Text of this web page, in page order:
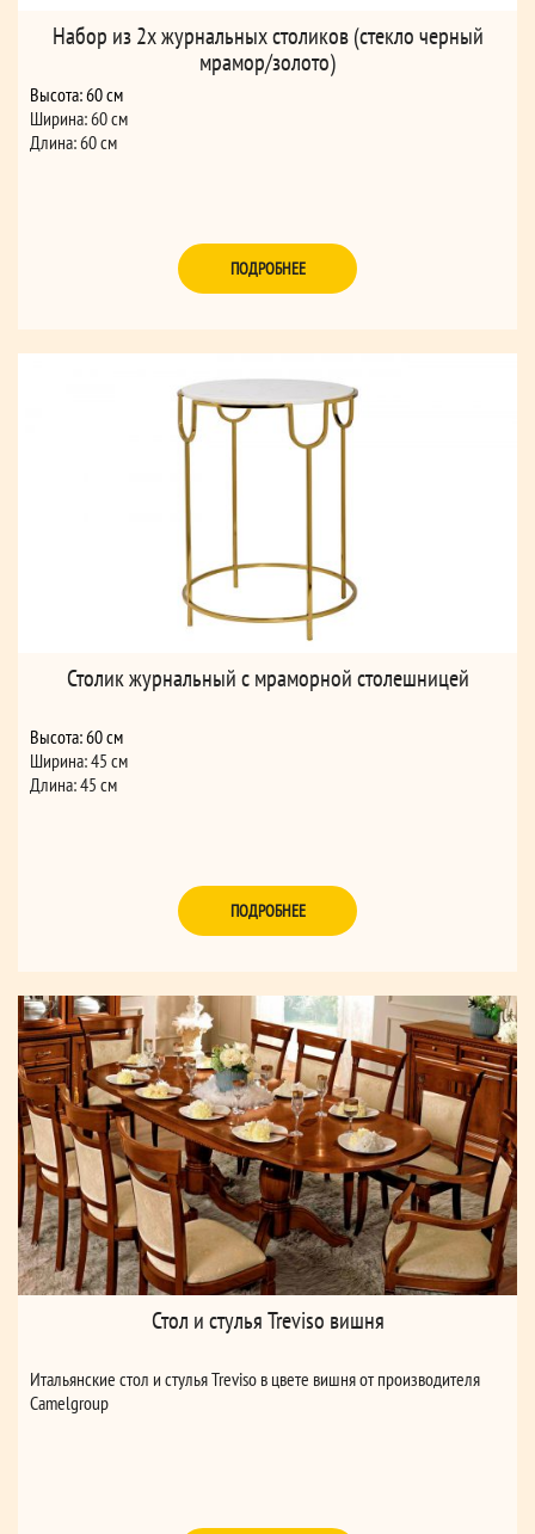
Набор из 2х журнальных столиков (стекло черный
мрамор/золото)
Высота: 60 см
Ширина: 60 см
Длина: 60 см
ПОДРОБНЕЕ
Столик журнальный с мраморной столешницей
Высота: 60 см
Ширина: 45 см
Длина: 45 см
ПОДРОБНЕЕ
Стол и стулья Treviso вишня
Итальянские стол и стулья Treviso в цвете вишня от производителя
Camelgroup